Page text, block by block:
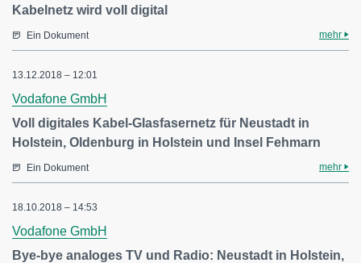
Kabelnetz wird voll digital
Ein Dokument mehr
13.12.2018 – 12:01
Vodafone GmbH
Voll digitales Kabel-Glasfasernetz für Neustadt in
Holstein, Oldenburg in Holstein und Insel Fehmarn
Ein Dokument mehr
18.10.2018 – 14:53
Vodafone GmbH
Bye-bye analoges TV und Radio: Neustadt in Holstein,